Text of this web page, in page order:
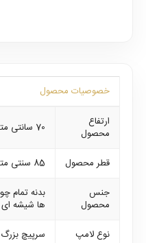
خصوصیات محصول
ارتفاع
محصول
70 سانتی متر
قطر محصول
85 سنتی متر
جنس
محصول
بدنه
ها شیشه ای
نوع لامپ
سرپیچ بزرگ